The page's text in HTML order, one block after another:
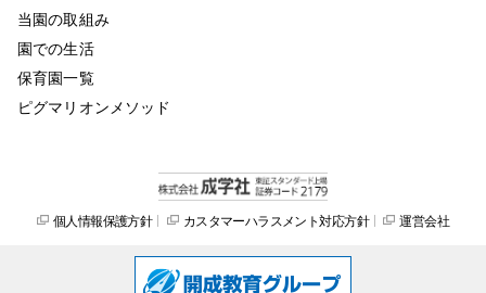
当園の取組み
園での生活
保育園一覧
ピグマリオンメソッド
個人情報保護方針 カスタマーハラスメント対応方針 運営会社